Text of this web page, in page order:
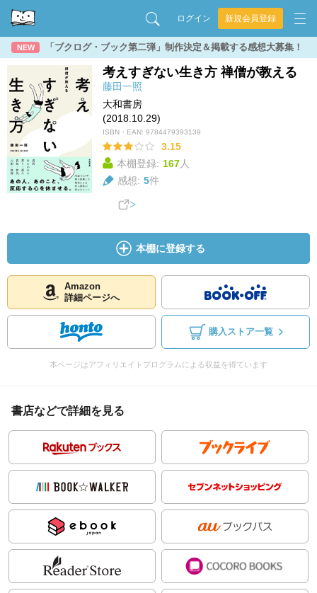
ログイン 新規会員登録
NEW 「ブクログ・ブック第二弾」制作決定＆掲載する感想大募集！
考えすぎない生き方 禅僧が教える
藤田一照
大和書房
(2018.10.29)
ISBN・EAN: 9784479393139
3.15
本棚登録: 167人
感想: 5件
本棚に登録する
Amazon
詳細ページへ
購入ストア一覧
本ページはアフィリエイトプログラムによる収益を得ています
書店などで詳細を見る